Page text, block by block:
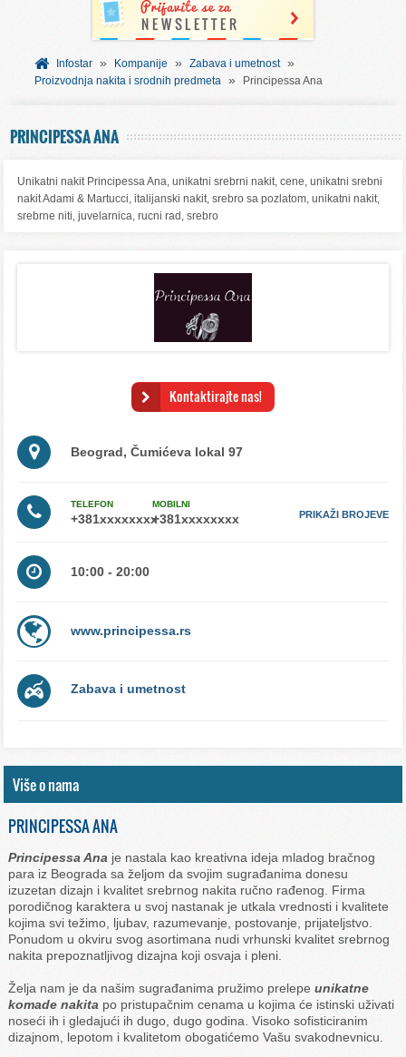
BESPLATNI VAUČERI
SVET INFORMACIJA
Infostar » Kompanije » Zabava i umetnost »
Proizvodnja nakita i srodnih predmeta » Principessa Ana
PRINCIPESSA ANA
Unikatni nakit Principessa Ana, unikatni srebrni nakit, cene, unikatni srebni
nakit Adami & Martucci, italijanski nakit, srebro sa pozlatom, unikatni nakit,
srebrne niti, juvelarnica, rucni rad, srebro
Kontaktirajte nas!
Beograd, Čumićeva lokal 97
TELEFON MOBILNI
PRIKAŽI BROJEVE
10:00 - 20:00
www.principessa.rs
Zabava i umetnost
Više o nama
PRINCIPESSA ANA
Principessa Ana je nastala kao kreativna ideja mladog bračnog
para iz Beograda sa željom da svojim sugrađanima donesu
izuzetan dizajn i kvalitet srebrnog nakita ručno rađenog. Firma
porodičnog karaktera u svoj nastanak je utkala vrednosti i kvalitete
kojima svi težimo, ljubav, razumevanje, postovanje, prijateljstvo.
Ponudom u okviru svog asortimana nudi vrhunski kvalitet srebrnog
nakita prepoznatljivog dizajna koji osvaja i pleni.
Želja nam je da našim sugrađanima pružimo prelepeunikatne
komade nakita po pristupačnim cenama u kojima će istinski uživati
noseći ih i gledajući ih dugo, dugo godina. Visoko sofisticiranim
dizajnom, lepotom i kvalitetom obogatićemo Vašu svakodnevnicu.